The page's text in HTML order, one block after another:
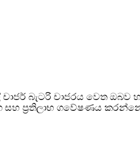
බැටරි චාජරය වෙත ඔබව
සහ ප්‍රතිලාභ ගවේෂණය